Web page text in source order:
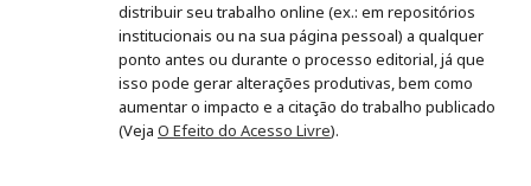
distribuir seu trabalho online (ex.: em repositórios
institucionais ou na sua página pessoal) a qualquer
ponto antes ou durante o processo editorial, já que
isso pode gerar alterações produtivas, bem como
aumentar o impacto e a citação do trabalho publicado
(Veja O Efeito do Acesso Livre).